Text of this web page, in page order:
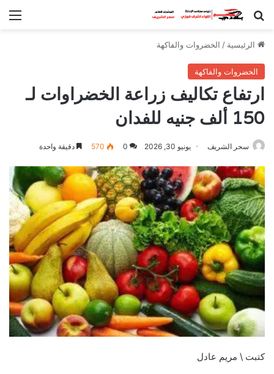
بحث عن
الرئيسية / الخضروات والفاكهة
الخضروات والفاكهة
ارتفاع تكاليف زراعة الخضراوات لـ
150 ألف جنيه للفدان
سحر الشريف يونيو 30, 2026 0
570 دقيقة واحدة
كتبت \ مريم عادل